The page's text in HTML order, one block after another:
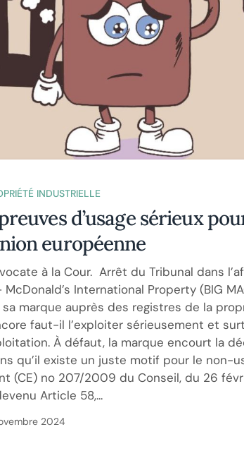
INDUSTRIELLE
d’usage sérieux
européenne
à la Cour. Arrêt du Tribunal dans
McDonald’s International Property (BIG
marque auprès des registres de la
faut-il l’exploiter sérieusement et
À défaut, la marque encourt la
qu’il existe un juste motif pour le non-
(CE) no 207/2009 du Conseil, du 26
Article 58,...
2024